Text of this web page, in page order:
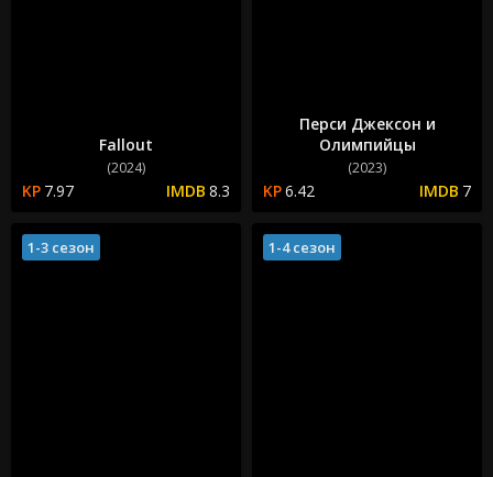
Fallout
(2024)
7.97 8.3
Перси Джексон и
Олимпийцы
(2023)
6.42 7
1-3 сезон 1-4 сезон